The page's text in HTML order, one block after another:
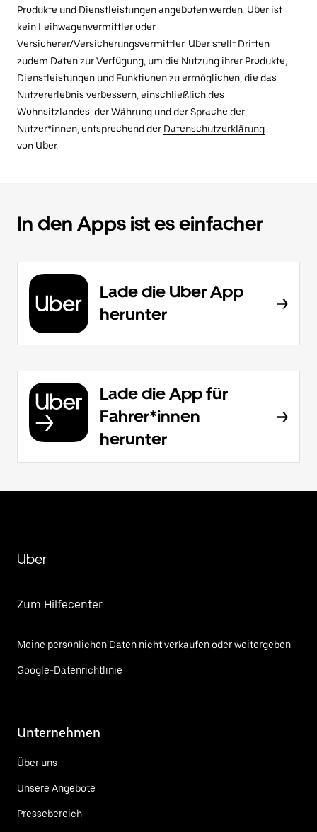
Produkte und Dienstleistungen angeboten werden. Uber ist
kein Leihwagenvermittler oder
Versicherer/Versicherungsvermittler. Uber stellt Dritten
zudem Daten zur Verfügung, um die Nutzung ihrer Produkte,
Dienstleistungen und Funktionen zu ermöglichen, die das
Nutzererlebnis verbessern, einschließlich des
Wohnsitzlandes, der Währung und der Sprache der
Nutzer*innen, entsprechend der Datenschutzerklärung
von Uber.
In den Apps ist es einfacher
Lade die Uber App
herunter
Lade die App für
Fahrer*innen
herunter
Uber
Zum Hilfecenter
Meine persönlichen Daten nicht verkaufen oder weitergeben
Google-Datenrichtlinie
Unternehmen
Über uns
Unsere Angebote
Pressebereich